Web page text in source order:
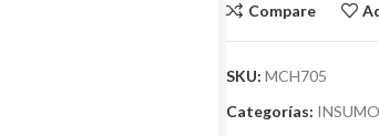
Compare
SKU: MCH705
Categorías: